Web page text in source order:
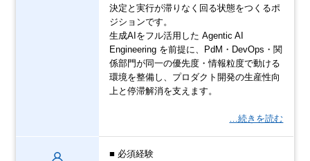
決定と実行が滞りなく回る状態をつくるポ
ジションです。
生成AIをフル活用した Agentic AI
Engineering を前提に、PdM・DevOps・関
係部門が同一の優先度・情報粒度で動ける
環境を整備し、プロダクト開発の生産性向
上と停滞解消を支えます。
…続きを読む
■ 必須経験